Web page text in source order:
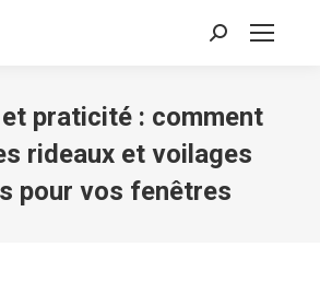
Recherche
et praticité : comment
rideaux et voilages
pour vos fenêtres